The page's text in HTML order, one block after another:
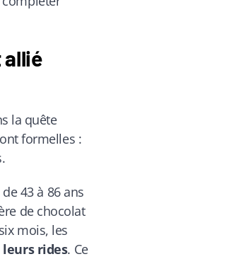
allié
la quête
formelles :
43 à 86 ans
de chocolat
mois, les
rides. Ce